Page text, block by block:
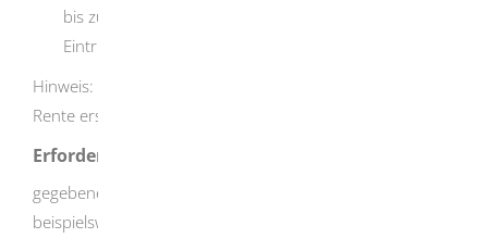
bis zum Ablauf des dritten Kalendermonats nach
Eintritt der Erwerbsminderung
Hinweis: Stellen Sie Ihren Rentenantrag später, wird die
Rente erst ab Beginn des Antragsmonats gezahlt.
Erforderliche Unterlagen
gegebenenfalls vorhandene ärztliche Unterlagen wie
beispielsweise Befundberichte, Facharztgutachten,